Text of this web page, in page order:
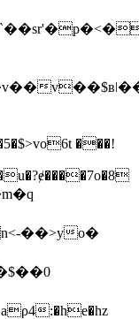
���!
��>yo�
:�he�hz